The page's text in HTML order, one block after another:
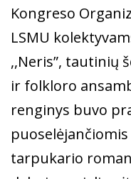
Kongreso
LSMU
,,Neris”, tautinių
ir folkloro
renginys buvo
tarpukario